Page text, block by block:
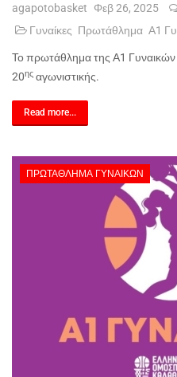
agapotobasket Φεβ 26, 2025
Γυναίκες Πρωτάθλημα Α1
Το πρωτάθλημα της Α1 Γυναικών
20ης αγωνιστικής.
Read more...
ΠΡΩΤΆΘΛΗΜΑ ΓΥΝΑΙΚΏΝ